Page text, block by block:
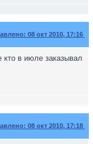
08 окт 2010, 17:16
кто в июле заказывал
08 окт 2010, 17:18